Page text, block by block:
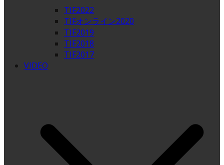
TIF2022
TIFオンライン2020
TIF2019
TIF2018
TIF2017
VIDEO